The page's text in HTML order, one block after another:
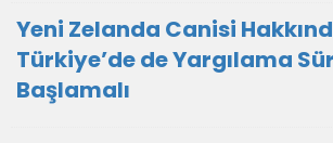
Yeni Zelanda Canisi
Türkiye’de de Yargılama
Başlamalı